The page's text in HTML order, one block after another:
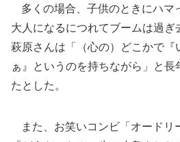
多くの場合、子供のときにハマ
大人になるにつれてブームは過ぎ
萩原さんは「（心の）どこかで『
ぁ』というのを持ちながら」と
たとした。
また、お笑いコンビ「オードリ